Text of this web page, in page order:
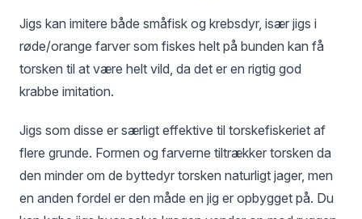
Jigs kan imitere både småfisk og krebsdyr, især jigs i
røde/orange farver som fiskes helt på bunden kan få
torsken til at være helt vild, da det er en rigtig god
krabbe imitation.
Jigs som disse er særligt effektive til torskefiskeriet af
flere grunde. Formen og farverne tiltrækker torsken da
den minder om de byttedyr torsken naturligt jager, men
en anden fordel er den måde en jig er opbygget på. Du